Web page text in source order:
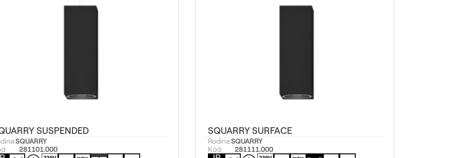
SUSPENDED
SQUARRY
281101.000
SQUARRY SURFACE
Rodina:SQUARRY
Kód:
281111.000